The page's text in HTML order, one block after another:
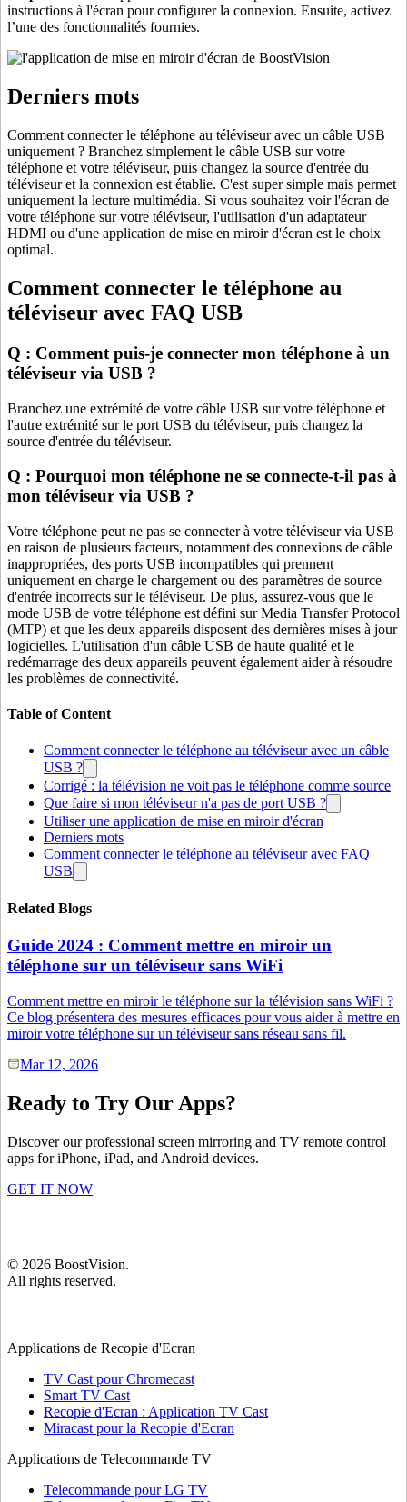
instructions à l'écran pour configurer la connexion. Ensuite, activez
l’une des fonctionnalités fournies.
Derniers mots
Comment connecter le téléphone au téléviseur avec un câble USB
uniquement ? Branchez simplement le câble USB sur votre
téléphone et votre téléviseur, puis changez la source d'entrée du
téléviseur et la connexion est établie. C'est super simple mais permet
uniquement la lecture multimédia. Si vous souhaitez voir l'écran de
votre téléphone sur votre téléviseur, l'utilisation d'un adaptateur
HDMI ou d'une application de mise en miroir d'écran est le choix
optimal.
Comment connecter le téléphone au
téléviseur avec FAQ USB
Q : Comment puis-je connecter mon téléphone à un
téléviseur via USB ?
Branchez une extrémité de votre câble USB sur votre téléphone et
l'autre extrémité sur le port USB du téléviseur, puis changez la
source d'entrée du téléviseur.
Q : Pourquoi mon téléphone ne se connecte-t-il pas à
mon téléviseur via USB ?
Votre téléphone peut ne pas se connecter à votre téléviseur via USB
en raison de plusieurs facteurs, notamment des connexions de câble
inappropriées, des ports USB incompatibles qui prennent
uniquement en charge le chargement ou des paramètres de source
d'entrée incorrects sur le téléviseur. De plus, assurez-vous que le
mode USB de votre téléphone est défini sur Media Transfer Protocol
(MTP) et que les deux appareils disposent des dernières mises à jour
logicielles. L'utilisation d'un câble USB de haute qualité et le
redémarrage des deux appareils peuvent également aider à résoudre
les problèmes de connectivité.
Table of Content
Comment connecter le téléphone au téléviseur avec un câble
USB ?
Corrigé : la télévision ne voit pas le téléphone comme source
Que faire si mon téléviseur n'a pas de port USB ?
Utiliser une application de mise en miroir d'écran
Derniers mots
Comment connecter le téléphone au téléviseur avec FAQ
USB
Related Blogs
Guide 2024 : Comment mettre en miroir un
téléphone sur un téléviseur sans WiFi
Comment mettre en miroir le téléphone sur la télévision sans WiFi ?
Ce blog présentera des mesures efficaces pour vous aider à mettre en
miroir votre téléphone sur un téléviseur sans réseau sans fil.
Mar 12, 2026
Ready to Try Our Apps?
Discover our professional screen mirroring and TV remote control
apps for iPhone, iPad, and Android devices.
GET IT NOW
© 2026 BoostVision.
All rights reserved.
Applications de Recopie d'Ecran
TV Cast pour Chromecast
Smart TV Cast
Recopie d'Ecran : Application TV Cast
Miracast pour la Recopie d'Ecran
Applications de Telecommande TV
Telecommande pour LG TV